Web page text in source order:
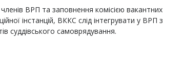
ВРП та заповнення комісією вакантних
інстанцій, ВККС слід інтегрувати у ВРП з
суддівського самоврядування.